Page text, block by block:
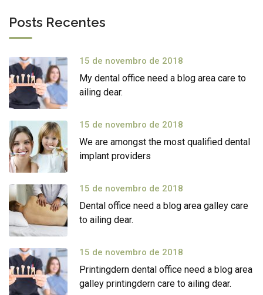
Posts Recentes
15 de novembro de 2018
My dental office need a blog area care to
ailing dear.
15 de novembro de 2018
We are amongst the most qualified dental
implant providers
15 de novembro de 2018
Dental office need a blog area galley care
to ailing dear.
15 de novembro de 2018
Printingdern dental office need a blog area
galley printingdern care to ailing dear.